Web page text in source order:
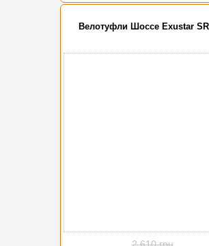
Велотуфли Шоссе Exustar
2 610 грн